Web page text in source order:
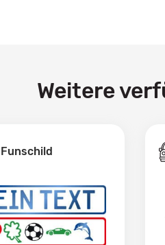
Weitere
Funschild